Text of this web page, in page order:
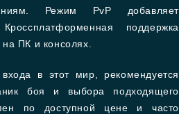
Режим PvP добавляет
поддержка
ПК и консолях.
в этот мир, рекомендуется
боя и выбора подходящего
по доступной цене и часто